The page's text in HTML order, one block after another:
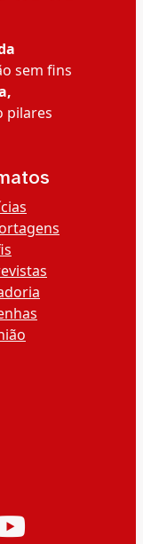
sem fins
pilares